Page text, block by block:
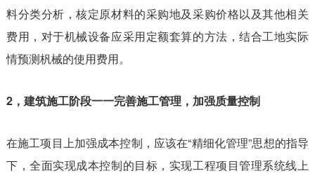
料分类分析，核定原材料的采购地及采购价格以及其他相关
费用，对于机械设备应采用定额套算的方法，结合工地实际
情预测杋械的使用费用。
2，建筑施工阶段一一完善施工管理，加强质量控制
在施工项目上加强成本控制，应该在“精细化管理”思想的指导
下，全面实现成本控制的目标，实现工程项目管理系统线上